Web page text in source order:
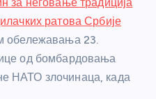
ратова Србије
обележавања 23.
од бомбардовања
НАТО злочинаца, када